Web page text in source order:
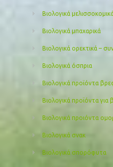
Βιολογικά
Βιολογικά μπαχαρικά
Βιολογικά ορεκτικά –
Βιολογικά όσπρια
Βιολογικά προϊόντα
Βιολογικά προϊόντα για
Βιολογικά προιόντα
Βιολογικά σνακ
Βιολογικά σπορόφυτα